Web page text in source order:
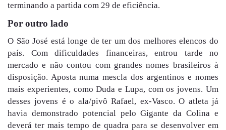
terminando a partida com 29 de eficiência.
Por outro lado
O São José está longe de ter um dos melhores elencos do
país. Com dificuldades financeiras, entrou tarde no
mercado e não contou com grandes nomes brasileiros à
disposição. Aposta numa mescla dos argentinos e nomes
mais experientes, como Duda e Lupa, com os jovens. Um
desses jovens é o ala/pivô Rafael, ex-Vasco. O atleta já
havia demonstrado potencial pelo Gigante da Colina e
deverá ter mais tempo de quadra para se desenvolver em